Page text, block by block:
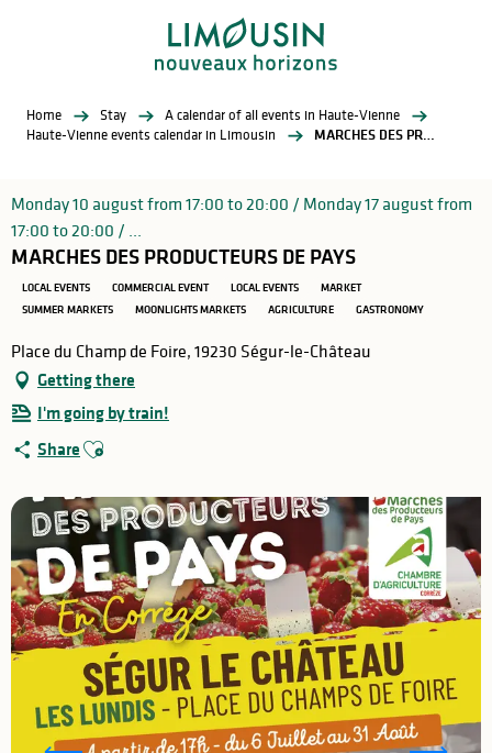
Home Stay
A calendar of all events in Haute-Vienne
Haute-Vienne events calendar in Limousin
MARCHES DES PRODUCTEURS DE PAYS
Monday 10 august from 17:00 to 20:00 / Monday 17 august from
17:00 to 20:00 / ...
MARCHES DES PRODUCTEURS DE PAYS
LOCAL EVENTS COMMERCIAL EVENT LOCAL EVENTS
MARKET
SUMMER MARKETS
MOONLIGHTS MARKETS AGRICULTURE GASTRONOMY
Place du Champ de Foire, 19230 Ségur-le-Château
Getting there
I'm going by train!
Share Ajouter aux favoris